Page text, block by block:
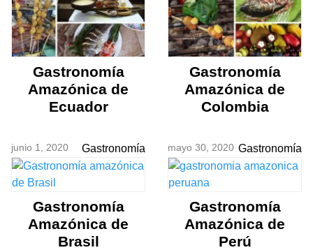
Gastronomía
Amazónica de
Ecuador
Gastronomía
Amazónica de
Colombia
junio 1, 2020 Gastronomía
Gastronomía
Amazónica de
Brasil
mayo 30, 2020 Gastronomía
Gastronomía
Amazónica de
Perú